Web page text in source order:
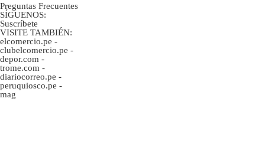
Preguntas Frecuentes
SÍGUENOS:
Suscríbete
VISITE TAMBIÉN:
elcomercio.pe -
clubelcomercio.pe -
depor.com -
trome.com -
diariocorreo.pe -
peruquiosco.pe -
mag